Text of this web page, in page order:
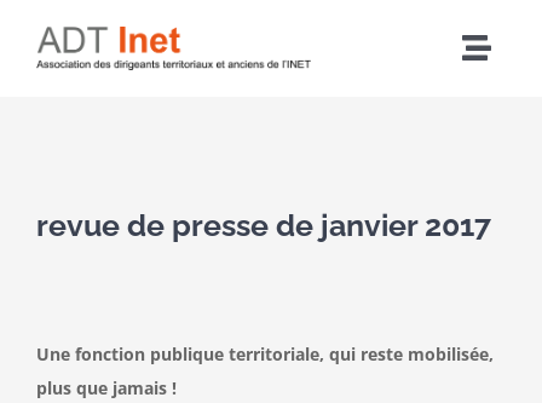
Nos actions
l'image
revue de presse de janvier 2017
Une fonction publique territoriale, qui reste mobilisée,
plus que jamais !